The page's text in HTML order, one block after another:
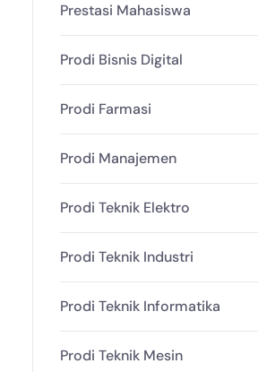
Prestasi Mahasiswa
Prodi Bisnis Digital
Prodi Farmasi
Prodi Manajemen
Prodi Teknik Elektro
Prodi Teknik Industri
Prodi Teknik Informatika
Prodi Teknik Mesin